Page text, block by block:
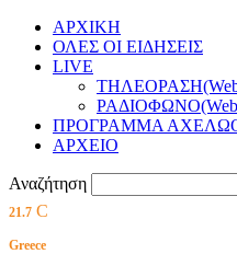
ΑΡΧΙΚΗ
ΟΛΕΣ ΟΙ ΕΙΔΗΣΕΙΣ
LIVE
ΠΡΟΓΡΑΜΜΑ
ΑΡΧΕΙΟ
Αναζήτηση
21.7 C
Greece